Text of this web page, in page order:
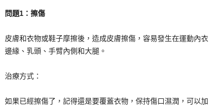
問題1 ：擦傷
皮膚和衣物或鞋子摩擦後，造成皮膚擦傷，容易發生在運動內衣
邊緣、乳頭、手臂內側和大腿。
治療方式：
如果已經擦傷了，記得還是要覆蓋衣物，保持傷口濕潤，可以加